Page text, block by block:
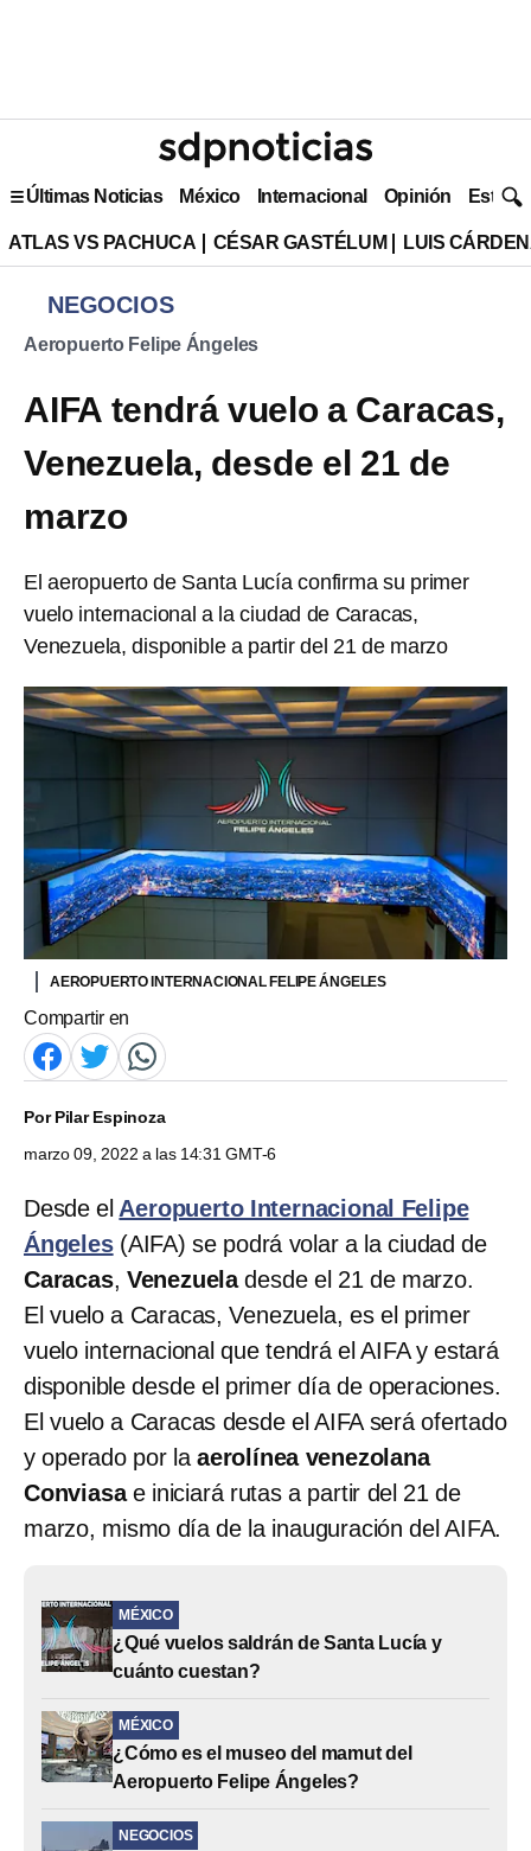
Últimas Noticias México Internacional Opinión Estilo
ATLAS VS PACHUCA CÉSAR GASTÉLUM LUIS
NEGOCIOS
Aeropuerto Felipe Ángeles
AIFA tendrá vuelo a Caracas,
Venezuela, desde el 21 de
marzo
El aeropuerto de Santa Lucía confirma su primer
vuelo internacional a la ciudad de Caracas,
Venezuela, disponible a partir del 21 de marzo
AEROPUERTO INTERNACIONAL FELIPE ÁNGELES
Compartir en
PorPilar Espinoza
marzo 09, 2022 a las 14:31 GMT-6
Desde el Aeropuerto Internacional Felipe
Ángeles (AIFA) se podrá volar a la ciudad de
Caracas, Venezueladesde el 21 de marzo.
El vuelo a Caracas, Venezuela, es el primer
vuelo internacional que tendrá el AIFA y estará
disponible desde el primer día de operaciones.
El vuelo a Caracas desde el AIFA será ofertado
y operado por laaerolínea venezolana
Conviasae iniciará rutas a partir del 21 de
marzo, mismo día de la inauguración del AIFA.
MÉXICO
¿Qué vuelos saldrán de Santa Lucía y
cuánto cuestan?
MÉXICO
¿Cómo es el museo del mamut del
Aeropuerto Felipe Ángeles?
NEGOCIOS